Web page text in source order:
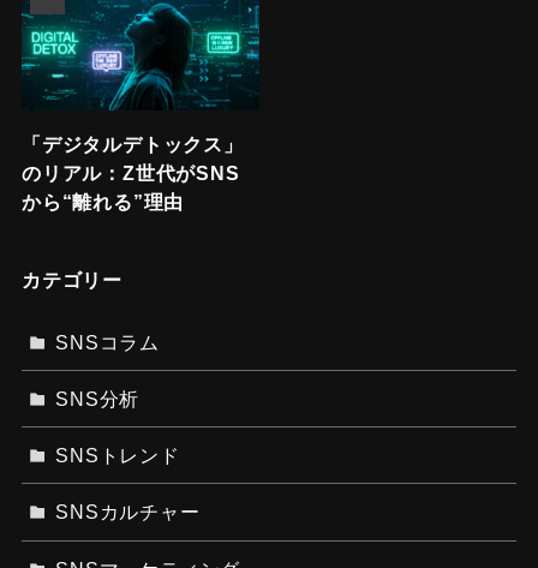
「デジタルデトックス」
のリアル：Z世代がSNS
から“離れる”理由
カテゴリー
SNSコラム
SNS分析
SNSトレンド
SNSカルチャー